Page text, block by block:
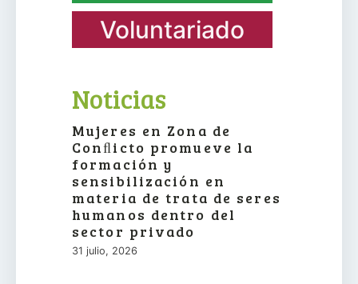
Voluntariado
Noticias
Mujeres en Zona de
Conﬂicto promueve la
formación y
sensibilización en
materia de trata de seres
humanos dentro del
sector privado
31 julio, 2026